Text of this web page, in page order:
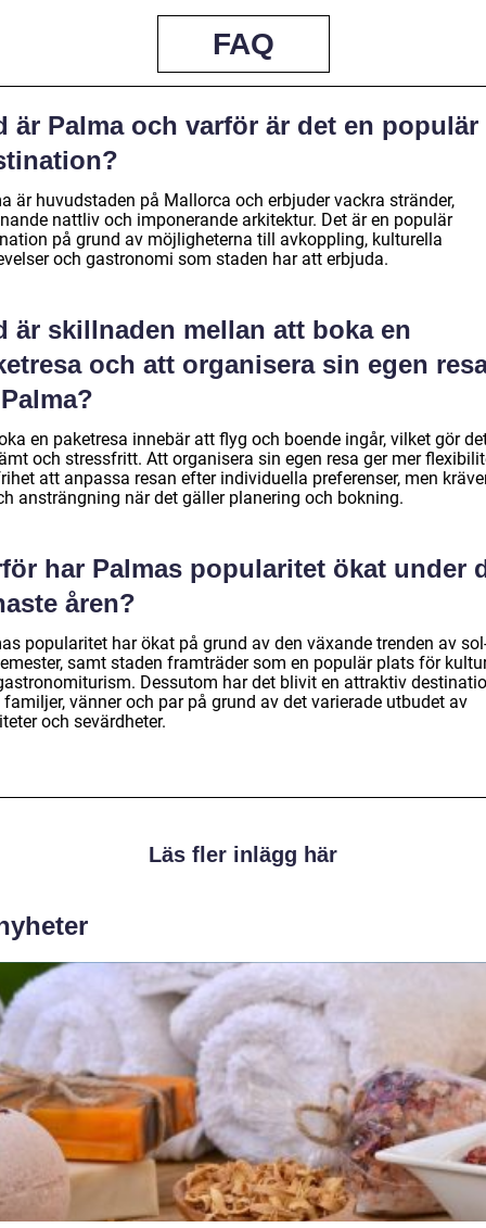
FAQ
är Palma och varför är det en populär
är huvudstaden på Mallorca och erbjuder vackra stränder,
nattliv och imponerande arkitektur. Det är en populär
på grund av möjligheterna till avkoppling, kulturella
och gastronomi som staden har att erbjuda.
är skillnaden mellan att boka en
och att organisera sin egen
en paketresa innebär att flyg och boende ingår, vilket gör
och stressfritt. Att organisera sin egen resa ger mer
att anpassa resan efter individuella preferenser, men
ansträngning när det gäller planering och bokning.
har Palmas popularitet ökat under
åren?
popularitet har ökat på grund av den växande trenden av
samt staden framträder som en populär plats för
Dessutom har det blivit en attraktiv
familjer, vänner och par på grund av det varierade utbudet av
och sevärdheter.
Läs fler inlägg här